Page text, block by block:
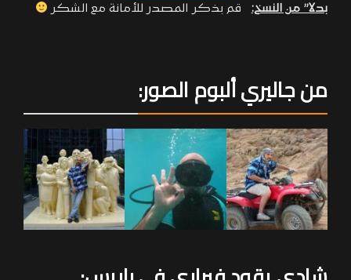
بدلا” من النسخ: قم بذكر المصدر للأمانة مع الشكر
من جاليري ألبوم الصور: